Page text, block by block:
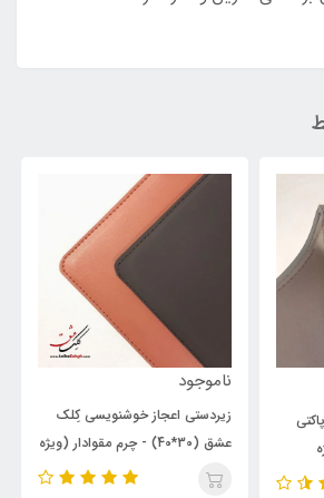
کِلک
(ویژه
40٪
2,000,000
زیردستی چرم رومیزی کلک عشق
(35*50)